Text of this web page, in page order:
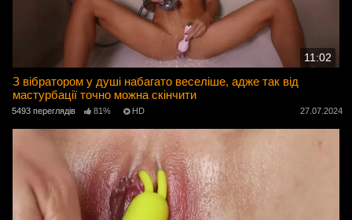
11:02
З вібратором у душі набагато веселіше, адже так від
мастурбації точно можна скінчити
5493 переглядів 81% HD 27.07.2024